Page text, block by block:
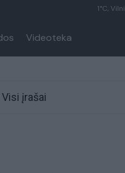
1°C,
Videoteka
Visi įrašai